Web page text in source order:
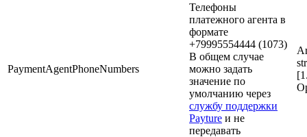
PaymentAgentPhoneNumbers
Телефоны
платежного агента в
формате
+79995554444 (1073)
В общем случае
можно задать
значение по
умолчанию через
службу поддержки
Payture и не
передавать